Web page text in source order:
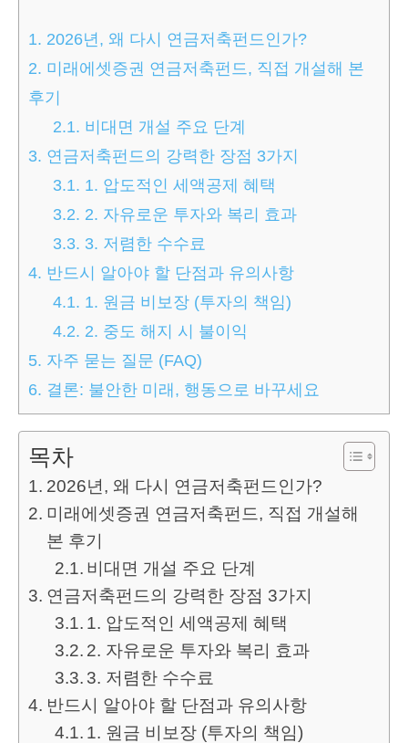
1. 2026년, 왜 다시 연금저축펀드인가?
2. 미래에셋증권 연금저축펀드, 직접 개설해 본
후기
2.1. 비대면 개설 주요 단계
3. 연금저축펀드의 강력한 장점 3가지
3.1. 1. 압도적인 세액공제 혜택
3.2. 2. 자유로운 투자와 복리 효과
3.3. 3. 저렴한 수수료
4. 반드시 알아야 할 단점과 유의사항
4.1. 1. 원금 비보장 (투자의 책임)
4.2. 2. 중도 해지 시 불이익
5. 자주 묻는 질문 (FAQ)
6. 결론: 불안한 미래, 행동으로 바꾸세요
목차
2026년, 왜 다시 연금저축펀드인가?
미래에셋증권 연금저축펀드, 직접 개설해
본 후기
비대면 개설 주요 단계
연금저축펀드의 강력한 장점 3가지
1. 압도적인 세액공제 혜택
2. 자유로운 투자와 복리 효과
3. 저렴한 수수료
반드시 알아야 할 단점과 유의사항
1. 원금 비보장 (투자의 책임)